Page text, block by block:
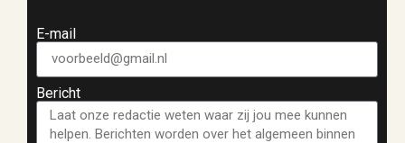
E-mail
Bericht